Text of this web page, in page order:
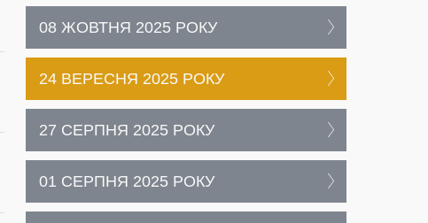
08 ЖОВТНЯ 2025 РОКУ
24 ВЕРЕСНЯ 2025 РОКУ
27 СЕРПНЯ 2025 РОКУ
01 СЕРПНЯ 2025 РОКУ